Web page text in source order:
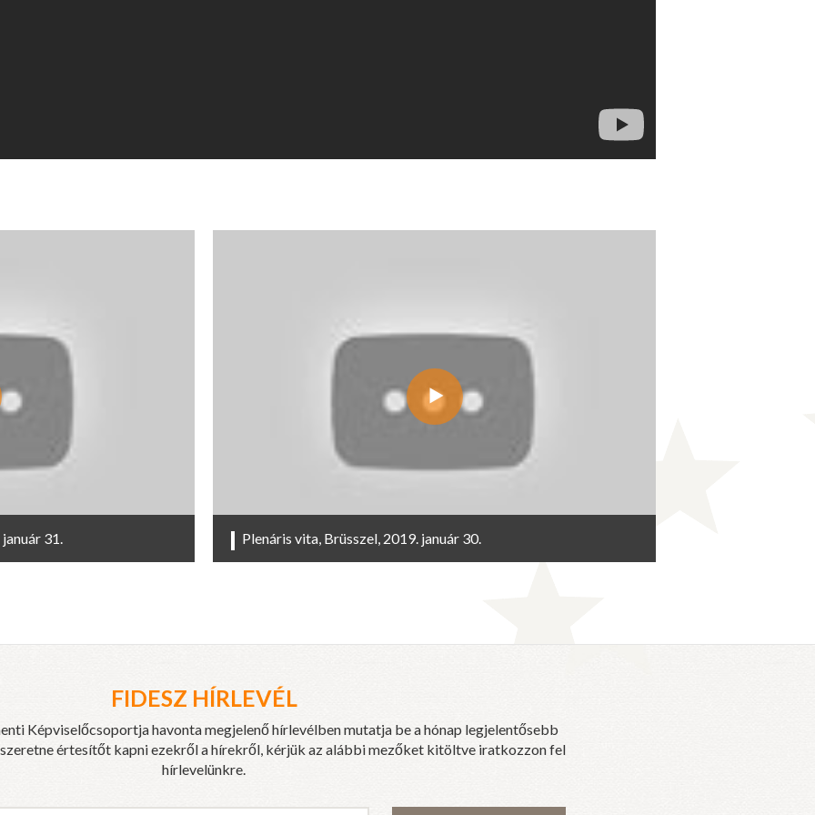
31. Plenáris vita, Brüsszel, 2019. január 30.
FIDESZ HÍRLEVÉL
Képviselőcsoportja havonta megjelenő hírlevélben mutatja be a hónap legjelentősebb
értesítőt kapni ezekről a hírekről, kérjük az alábbi mezőket kitöltve iratkozzon fel
hírlevelünkre.